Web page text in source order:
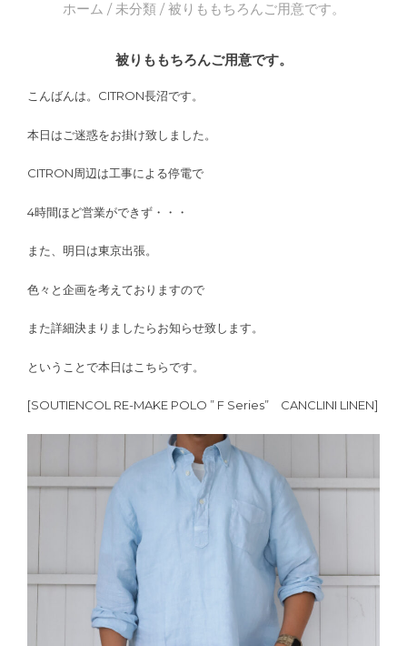
ホーム / 未分類/ 被りももちろんご用意です。
被りももちろんご用意です。
こんばんは。CITRON長沼です。
本日はご迷惑をお掛け致しました。
CITRON周辺は工事による停電で
4時間ほど営業ができず・・・
また、明日は東京出張。
色々と企画を考えておりますので
また詳細決まりましたらお知らせ致します。
ということで本日はこちらです。
[SOUTIENCOL RE-MAKE POLO ” F Series” CANCLINI LINEN]